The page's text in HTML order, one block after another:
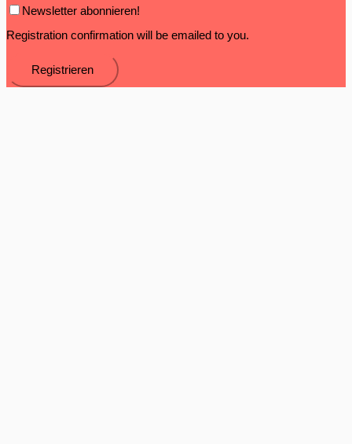
Newsletter abonnieren!
Registration confirmation will be emailed to you.